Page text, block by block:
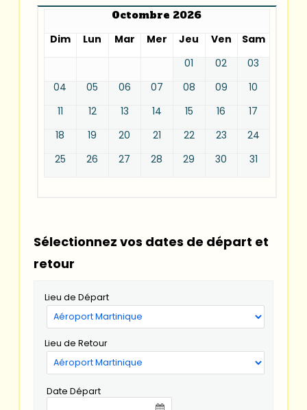
Octombre 2026
Dim
Lun Mar Mer Jeu Ven
Sam
01
02
03
04
05 06 07 08 09
10
11
12 13 14 15 16
17
18
19 20 21 22 23
24
25
26 27 28 29 30 31
Sélectionnez vos dates de départ et
retour
Lieu de Départ
Lieu de Retour
Date Départ